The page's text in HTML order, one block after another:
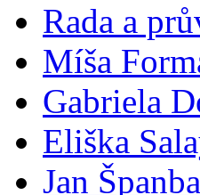
Rada a
Míša
Gabriela
Eliška
Jan